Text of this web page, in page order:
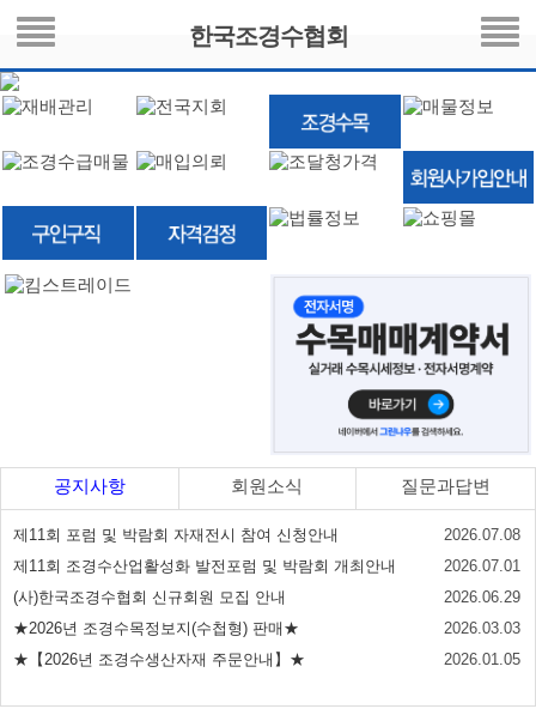
한국조경수협회
공지사항 회원소식 질문과답변
제11회 포럼 및 박람회 자재전시 참여 신청안내
2026.07.08
제11회 조경수산업활성화 발전포럼 및 박람회 개최안내
2026.07.01
(사)한국조경수협회 신규회원 모집 안내
2026.06.29
★2026년 조경수목정보지(수첩형) 판매★
2026.03.03
★【2026년 조경수생산자재 주문안내】★
2026.01.05